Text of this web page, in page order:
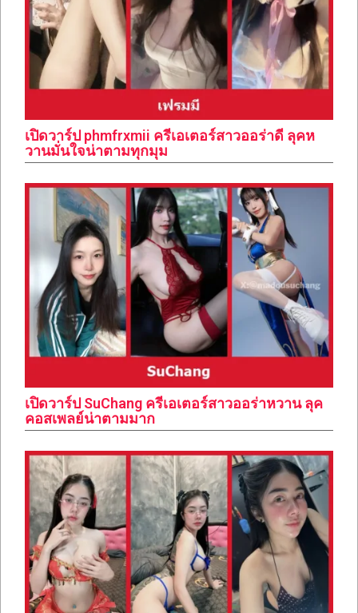
เปิดวาร์ป phmfrxmii ครีเอเตอร์สาวออร่าดี ลุคห
วานมั่นใจน่าตามทุกมุม
เปิดวาร์ป SuChang ครีเอเตอร์สาวออร่าหวาน ลุค
คอสเพลย์น่าตามมาก